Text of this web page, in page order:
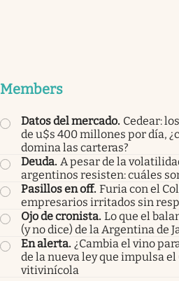
Members
Datos del mercado. Cedear:
de u$s 400 millones por día,
domina las carteras?
Deuda. A pesar de la
argentinos resisten: cuáles
Pasillos en off. Furia con el
empresarios irritados sin
Ojo de cronista. Lo que el
(y no dice) de la Argentina de
En alerta. ¿Cambia el vino
de la nueva ley que impulsa
vitivinícola